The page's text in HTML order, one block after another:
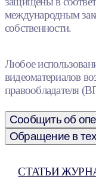
международным
собственности.
Любое
видеоматериалов
правообладателя
Сообщить об
Обращение в
СТАТЬИ